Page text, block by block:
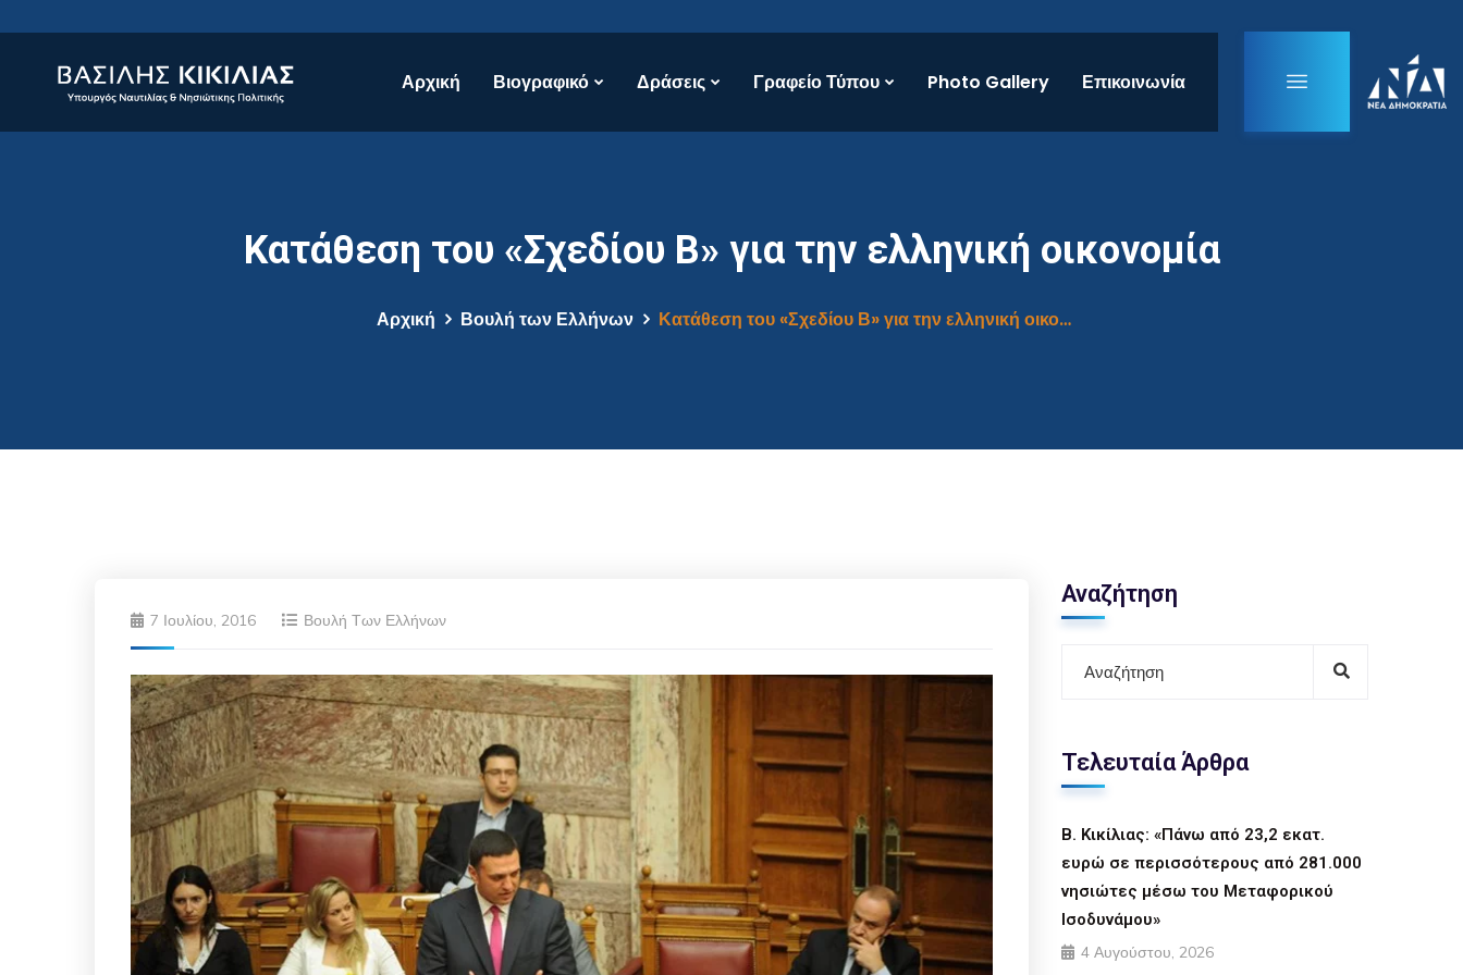
Αρχική Βιογραφικό Δράσεις Γραφείο Τύπου Photo Gallery Επικοινωνία
Κατάθεση του «Σχεδίου Β» για την ελληνική οικονομία
Αρχική Βουλή των Ελλήνων Κατάθεση του «Σχεδίου Β» για την ελληνική οικονομία
7 Ιουλίου, 2016 Βουλή Των Ελλήνων
Αναζήτηση
Τελευταία Άρθρα
Β. Κικίλιας: «Πάνω από 23,2 εκατ.
ευρώ σε περισσότερους από 281.000
νησιώτες μέσω του Μεταφορικού
Ισοδυνάμου»
4 Αυγούστου, 2026